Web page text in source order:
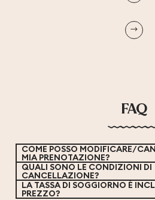
FAQ
COME POSSO MODIFICARE/
MIA PRENOTAZIONE?
QUALI SONO LE CONDIZIONI DI
CANCELLAZIONE?
LA TASSA DI SOGGIORNO È
PREZZO?